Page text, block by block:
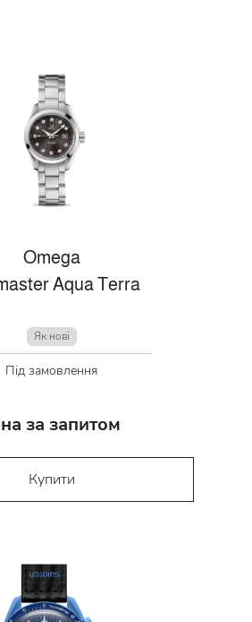
Omega
Aqua Terra
Як нові
Під замовлення
за запитом
Купити